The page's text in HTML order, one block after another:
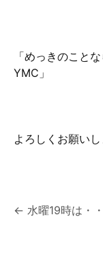
「めっきのこと
YMC」
よろしくお願いし
投
← 水曜19時は・